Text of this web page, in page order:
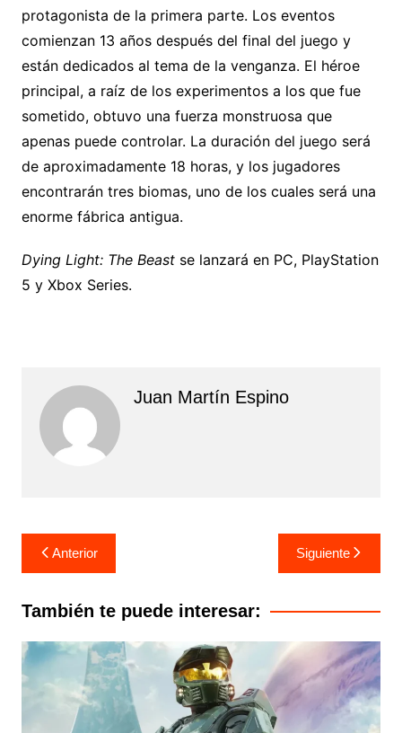
protagonista de la primera parte. Los eventos
comienzan 13 años después del final del juego y
están dedicados al tema de la venganza. El héroe
principal, a raíz de los experimentos a los que fue
sometido, obtuvo una fuerza monstruosa que
apenas puede controlar. La duración del juego será
de aproximadamente 18 horas, y los jugadores
encontrarán tres biomas, uno de los cuales será una
enorme fábrica antigua.
Dying Light: The Beastse lanzará en PC, PlayStation
5 y Xbox Series.
Juan Martín Espino
Navegación
de
entradas
Anterior Siguiente
También te puede interesar: